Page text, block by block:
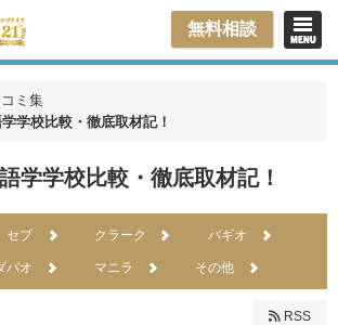
無料相談
ミ集
学校比較・徹底取材記！
学学校比較・徹底取材記！
セブ クラーク バギオ
バオ マニラ その他
RSS